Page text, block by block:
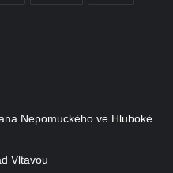
Šumburk
vNepomuckého ve Hluboké
Vltavou